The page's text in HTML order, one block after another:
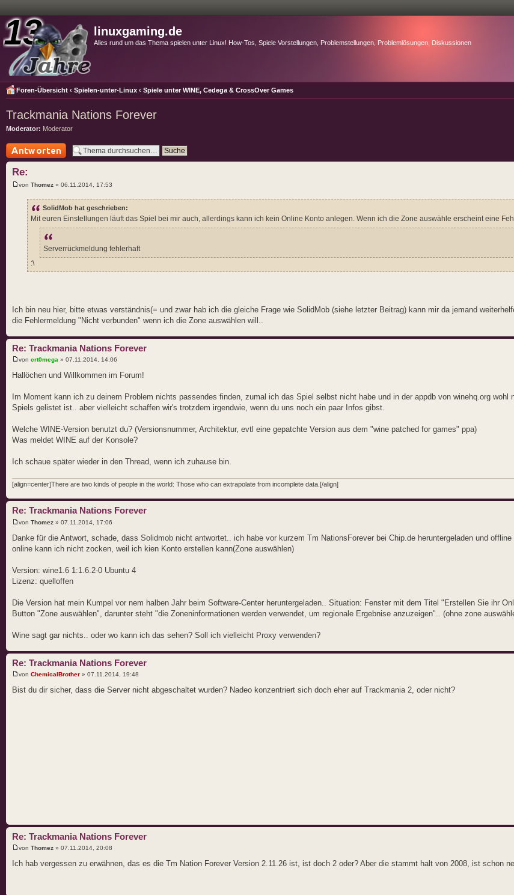
linuxgaming.de
Alles rund um das Thema spielen unter Linux! How-Tos, Spiele Vorstellungen, Problemstellungen, Problemlösungen, Diskussionen
Foren-Übersicht ‹ Spielen-unter-Linux ‹ Spiele unter WINE, Cedega & CrossOver Games
Trackmania Nations Forever
Moderator: Moderator
Antwort schreiben
Re:
von Thomez » 06.11.2014, 17:53
SolidMob hat geschrieben:
Mit euren Einstellungen läuft das Spiel bei mir auch, allerdings kann ich kein Online Konto anlegen. Wenn ich die Zone auswähle erscheint eine
Serverrückmeldung fehlerhaft
:\
Ich bin neu hier, bitte etwas verständnis(= und zwar hab ich die gleiche Frage wie SolidMob (siehe letzter Beitrag) kann mir da jemand
die Fehlermeldung "Nicht verbunden" wenn ich die Zone auswählen will..
Re: Trackmania Nations Forever
von crt0mega » 07.11.2014, 14:06
Hallöchen und Willkommen im Forum!
Im Moment kann ich zu deinem Problem nichts passendes finden, zumal ich das Spiel selbst nicht habe und in der appdb von winehq.org wohl
Spiels gelistet ist.. aber vielleicht schaffen wir's trotzdem irgendwie, wenn du uns noch ein paar Infos gibst.
Welche WINE-Version benutzt du? (Versionsnummer, Architektur, evtl eine gepatchte Version aus dem "wine patched for games" ppa)
Was meldet WINE auf der Konsole?
Ich schaue später wieder in den Thread, wenn ich zuhause bin.
[align=center]There are two kinds of people in the world: Those who can extrapolate from incomplete data.[/align]
Re: Trackmania Nations Forever
von Thomez » 07.11.2014, 17:06
Danke für die Antwort, schade, dass Solidmob nicht antwortet.. ich habe vor kurzem Tm NationsForever bei Chip.de heruntergeladen und
online kann ich nicht zocken, weil ich kien Konto erstellen kann(Zone auswählen)
Version: wine1.6 1:1.6.2-0 Ubuntu 4
Lizenz: quelloffen
Die Version hat mein Kumpel vor nem halben Jahr beim Software-Center heruntergeladen.. Situation: Fenster mit dem Titel "Erstellen Sie ihr
Button "Zone auswählen", darunter steht "die Zoneninformationen werden verwendet, um regionale Ergebnise anzuzeigen".. (ohne zone
Wine sagt gar nichts.. oder wo kann ich das sehen? Soll ich vielleicht Proxy verwenden?
Re: Trackmania Nations Forever
von ChemicalBrother » 07.11.2014, 19:48
Bist du dir sicher, dass die Server nicht abgeschaltet wurden? Nadeo konzentriert sich doch eher auf Trackmania 2, oder nicht?
Re: Trackmania Nations Forever
von Thomez » 07.11.2014, 20:08
Ich hab vergessen zu erwähnen, das es die Tm Nation Forever Version 2.11.26 ist, ist doch 2 oder? Aber die stammt halt von 2008, ist schon